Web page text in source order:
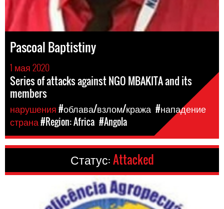
Pascoal Baptistiny
1 мая 2020
Series of attacks against NGO MBAKITA and its
members
нарушения#облава/взлом/кража #нападение
страна#Region: Africa #Angola
Статус:Attacked